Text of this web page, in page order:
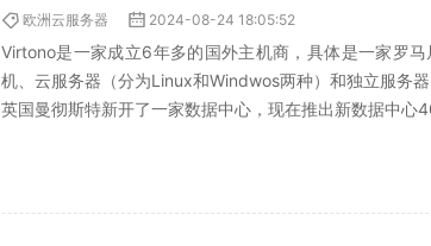
欧洲云服务器 2024-08-24 18:05:52
Virtono是一家成立6年多的国外主机商，具体是一家罗
机、云服务器（分为Linux和Windwos两种）和独立服务
英国曼彻斯特新开了一家数据中心，现在推出新数据中心